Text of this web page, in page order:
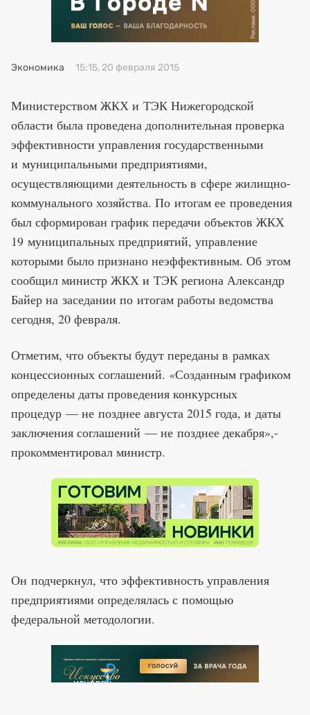
Экономика 15:15, 20 февраля 2015
Министерством ЖКХ и ТЭК Нижегородской
области была проведена дополнительная проверка
эффективности управления государственными
и муниципальными предприятиями,
осуществляющими деятельность в сфере жилищно-
коммунального хозяйства. По итогам ее проведения
был сформирован график передачи объектов ЖКХ
19 муниципальных предприятий, управление
которыми было признано неэффективным. Об этом
сообщил министр ЖКХ и ТЭК региона Александр
Байер на заседании по итогам работы ведомства
сегодня, 20 февраля.
Отметим, что объекты будут переданы в рамках
концессионных соглашений. «Созданным графиком
определены даты проведения конкурсных
процедур — не позднее августа 2015 года, и даты
заключения соглашений — не позднее декабря»,-
прокомментировал министр.
Он подчеркнул, что эффективность управления
предприятиями определялась с помощью
федеральной методологии.